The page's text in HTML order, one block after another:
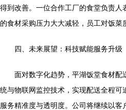
得到改善。一位合作工厂的食堂负责人
的食材采购压力大大减轻，员工对饭菜
四、未来展望：科技赋能服务升级
面对数字化趋势，平湖饭堂食材配
统与物联网监控技术，实现配送全程
服务精准度与透明度。公司将继续以